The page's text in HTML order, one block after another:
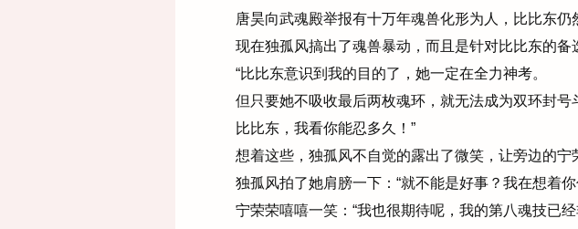
唐昊向武魂殿举报有十万年魂兽化形为人，比比东仍
现在独孤风搞出了魂兽暴动，而且是针对比比东的备
“比比东意识到我的目的了，她一定在全力神考。
但只要她不吸收最后两枚魂环，就无法成为双环封号
比比东，我看你能忍多久！”
想着这些，独孤风不自觉的露出了微笑，让旁边的宁
独孤风拍了她肩膀一下：“就不能是好事？我在想着
宁荣荣嘻嘻一笑：“我也很期待呢，我的第八魂技已